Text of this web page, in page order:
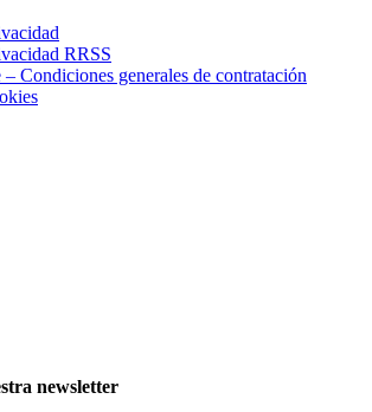
RRSS
Condiciones generales de contratación
newsletter